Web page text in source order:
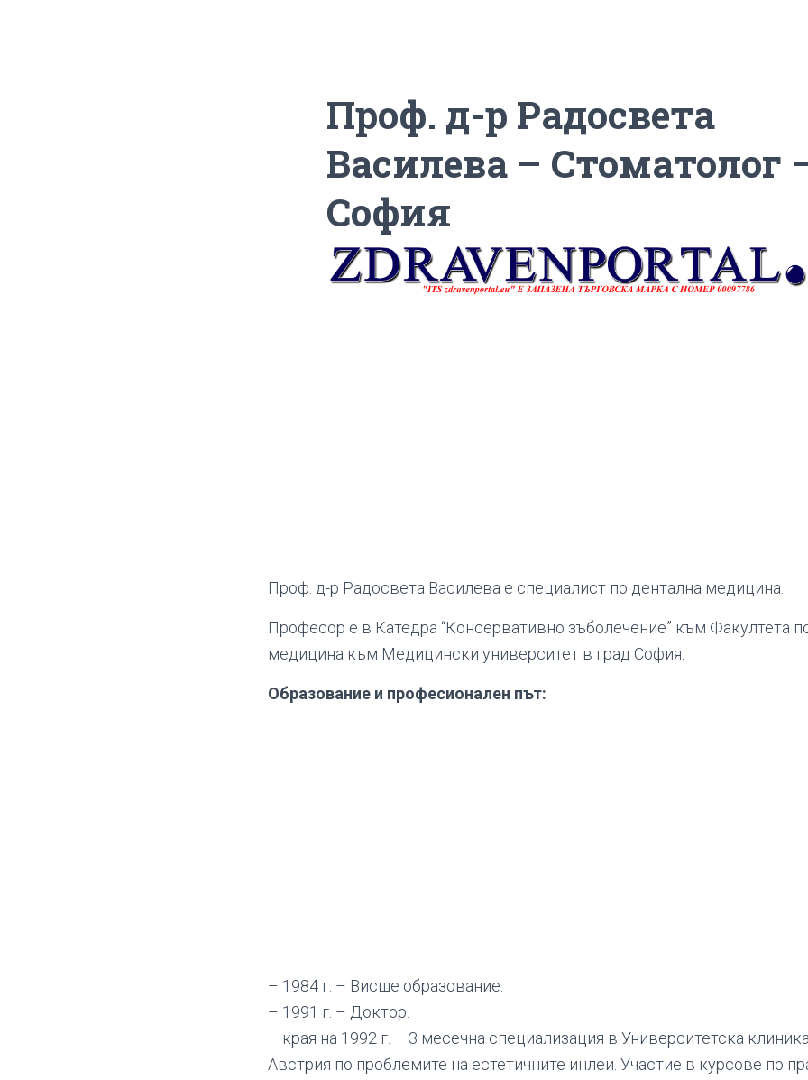
Проф. д-р Радосвета
Василева – Стоматолог
София
Проф. д-р Радосвета Василева е специалист по дентална медицина.
Професор е в Катедра “Консервативно зъболечение” към Факултета
медицина към Медицински университет в град София.
Образование и професионален път:
– 1984 г. – Висше образование.
– 1991 г. – Доктор.
– края на 1992 г. – 3 месечна специализация в Университетска
Австрия по проблемите на естетичните инлеи. Участие в курсове по